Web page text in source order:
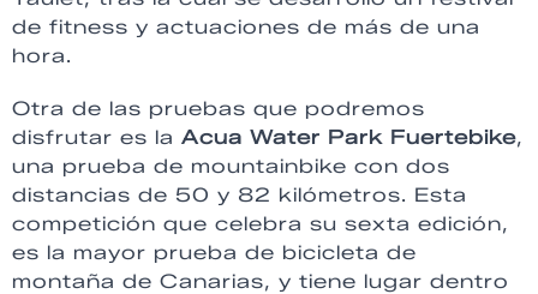
de fitness y actuaciones de más de una
hora.
Otra de las pruebas que podremos
disfrutar es la Acua Water Park Fuertebike,
una prueba de mountainbike con dos
distancias de 50 y 82 kilómetros. Esta
competición que celebra su sexta edición,
es la mayor prueba de bicicleta de
montaña de Canarias, y tiene lugar dentro